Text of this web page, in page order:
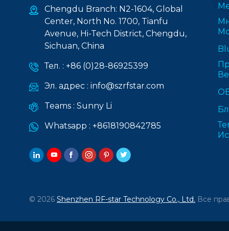
Chengdu Branch: N2-1604, Global
Center, North No. 1700, Tianfu
Avenue, Hi-Tech District, Chengdu,
Sichuan, China
Тел. : +86 (0)28-86925399
Эл. адрес : info@szrfstar.com
Teams : Sunny Li
Whatsapp : +8618190842785
© 2026 Shenzhen RF-star Technology Co., Ltd. Все